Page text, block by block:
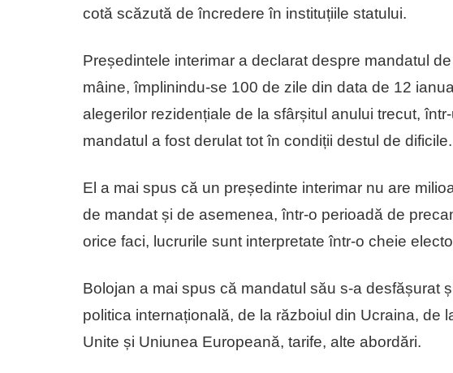
cotă scăzută de încredere în instituțiile statului.
Președintele interimar a declarat despre mandatul
mâine, împlinindu-se 100 de zile din data de 12
alegerilor rezidențiale de la sfârșitul anului trecut,
mandatul a fost derulat tot în condiții destul de dificile.
El a mai spus că un președinte interimar nu are
de mandat și de asemenea, într-o perioadă de
orice faci, lucrurile sunt interpretate într-o cheie
Bolojan a mai spus că mandatul său s-a desfășurat
politica internațională, de la războiul din Ucraina, de
Unite și Uniunea Europeană, tarife, alte abordări.